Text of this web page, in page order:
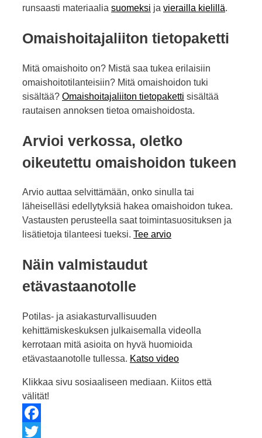
runsaasti materiaalia suomeksi ja vierailla kielillä.
Omaishoitajaliiton tietopaketti
Mitä omaishoito on? Mistä saa tukea erilaisiin
omaishoitotilanteisiin? Mitä omaishoidon tuki
sisältää? Omaishoitajaliiton tietopaketti sisältää
rautaisen annoksen tietoa omaishoidosta.
Arvioi verkossa, oletko
oikeutettu omaishoidon tukeen
Arvio auttaa selvittämään, onko sinulla tai
läheiselläsi edellytyksiä hakea omaishoidon tukea.
Vastausten perusteella saat toimintasuosituksen ja
lisätietoja tilanteesi tueksi. Tee arvio
Näin valmistaudut
etävastaanotolle
Potilas- ja asiakasturvallisuuden
kehittämiskeskuksen julkaisemalla videolla
kerrotaan mitä asioita on hyvä huomioida
etävastaanotolle tullessa. Katso video
Klikkaa sivu sosiaaliseen mediaan. Kiitos että
välität!
Facebook